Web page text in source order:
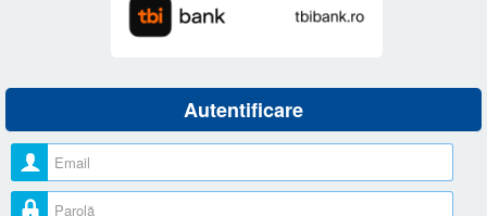
Autentificare
Nume utilizator
Parolă